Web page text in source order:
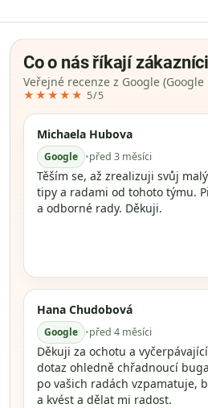
Co o nás říkají zákazníci
Veřejné recenze z Google
★★★★★ 5/5
Michaela Hubova
Google •před 3 měsíci
Těším se, až zrealizuji svůj
tipy a radami od tohoto týmu.
a odborné rady. Děkuji.
Hana Chudobová
Google •před 4 měsíci
Děkuji za ochotu a
dotaz ohledně chřadnoucí
po vašich radách vzpamatuje,
a kvést a dělat mi radost.